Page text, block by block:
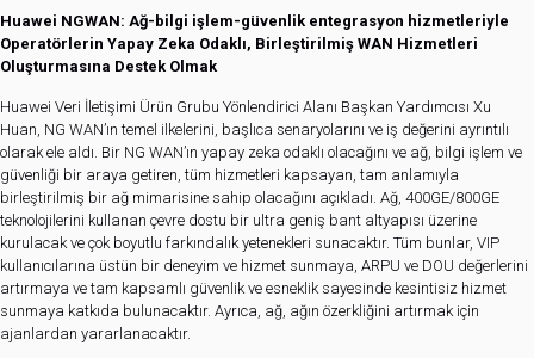
Huawei NGWAN: Ağ-bilgi işlem-güvenlik entegrasyon hizmetleriyle
Operatörlerin Yapay Zeka Odaklı, Birleştirilmiş WAN Hizmetleri
Oluşturmasına Destek Olmak
Huawei Veri İletişimi Ürün Grubu Yönlendirici Alanı Başkan Yardımcısı Xu
Huan, NG WAN’ın temel ilkelerini, başlıca senaryolarını ve iş değerini ayrıntılı
olarak ele aldı. Bir NG WAN’ın yapay zeka odaklı olacağını ve ağ, bilgi işlem ve
güvenliği bir araya getiren, tüm hizmetleri kapsayan, tam anlamıyla
birleştirilmiş bir ağ mimarisine sahip olacağını açıkladı. Ağ, 400GE/800GE
teknolojilerini kullanan çevre dostu bir ultra geniş bant altyapısı üzerine
kurulacak ve çok boyutlu farkındalık yetenekleri sunacaktır. Tüm bunlar, VIP
kullanıcılarına üstün bir deneyim ve hizmet sunmaya, ARPU ve DOU değerlerini
artırmaya ve tam kapsamlı güvenlik ve esneklik sayesinde kesintisiz hizmet
sunmaya katkıda bulunacaktır. Ayrıca, ağ, ağın özerkliğini artırmak için
ajanlardan yararlanacaktır.